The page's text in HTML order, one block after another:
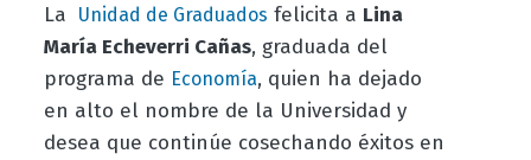
La Unidad de Graduados felicita a Lina
María Echeverri Cañas, graduada del
programa de Economía, quien ha dejado
en alto el nombre de la Universidad y
desea que continúe cosechando éxitos en